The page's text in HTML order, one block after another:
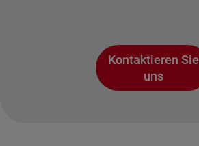
Kontaktieren Sie
uns